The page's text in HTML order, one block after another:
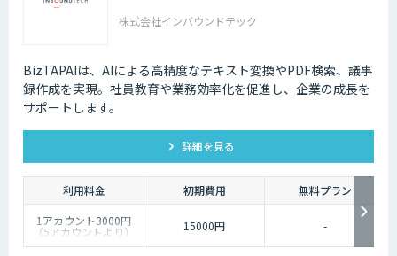
株式会社インバウンドテック
BizTAPAIは、AIによる高精度なテキスト変換やPDF検索、議事
録作成を実現。社員教育や業務効率化を促進し、企業の成長を
サポートします。
詳細を見る
利用料金 初期費用
無料プラン
1アカウント3000円
（5アカウントより） 15000円 -